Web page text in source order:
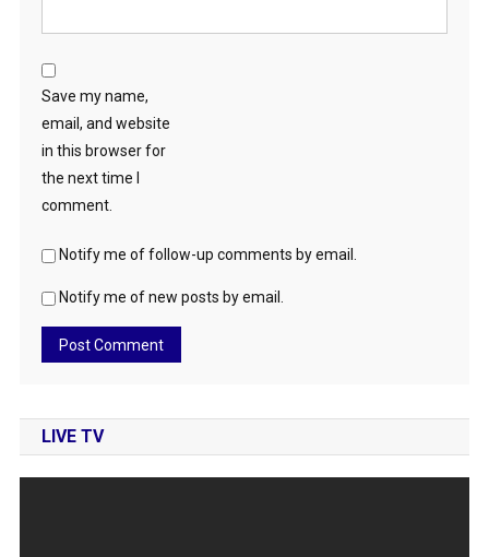
Save my name,
email, and website
in this browser for
the next time I
comment.
Notify me of follow-up comments by email.
Notify me of new posts by email.
LIVE TV